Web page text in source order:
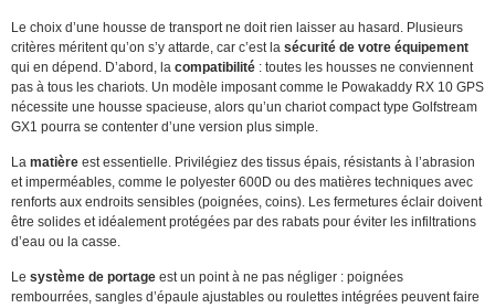
Le choix d’une housse de transport ne doit rien laisser au hasard. Plusieurs
critères méritent qu’on s’y attarde, car c’est la sécurité de votre équipement
qui en dépend. D’abord, la compatibilité : toutes les housses ne conviennent
pas à tous les chariots. Un modèle imposant comme le Powakaddy RX 10 GPS
nécessite une housse spacieuse, alors qu’un chariot compact type Golfstream
GX1 pourra se contenter d’une version plus simple.
La matière est essentielle. Privilégiez des tissus épais, résistants à l’abrasion
et imperméables, comme le polyester 600D ou des matières techniques avec
renforts aux endroits sensibles (poignées, coins). Les fermetures éclair doivent
être solides et idéalement protégées par des rabats pour éviter les infiltrations
d’eau ou la casse.
Le système de portage est un point à ne pas négliger : poignées
rembourrées, sangles d’épaule ajustables ou roulettes intégrées peuvent faire